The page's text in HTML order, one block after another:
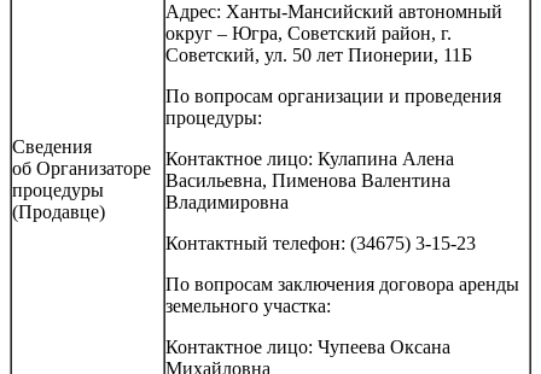
Сведения
об Организаторе
процедуры
(Продавце)
Адрес: Ханты-Мансийский автономный
округ – Югра, Советский район, г.
Советский, ул. 50 лет Пионерии, 11Б
По вопросам организации и проведения
процедуры:
Контактное лицо: Кулапина Алена
Васильевна, Пименова Валентина
Владимировна
Контактный телефон: (34675) 3-15-23
По вопросам заключения договора аренды
земельного участка:
Контактное лицо: Чупеева Оксана
Михайловна